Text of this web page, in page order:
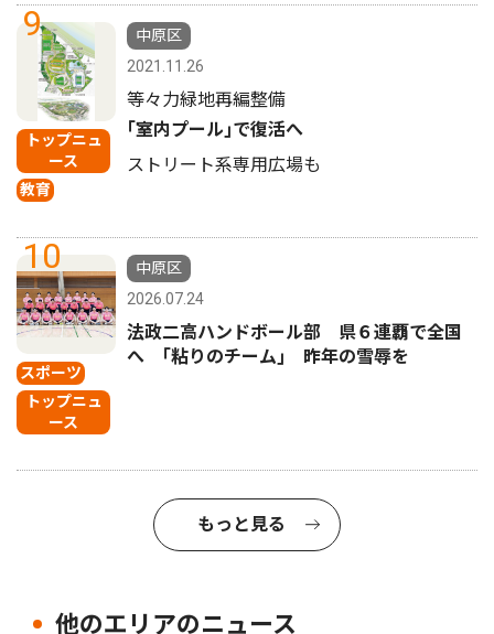
9
トップニュ
ース
教育
中原区
2021.11.26
等々力緑地再編整備
｢室内プール｣で復活へ
ストリート系専用広場も
10
スポーツ
トップニュ
ース
中原区
2026.07.24
法政二高ハンドボール部 県６連覇で全国
へ ｢粘りのチーム｣ 昨年の雪辱を
もっと見る
他のエリアのニュース